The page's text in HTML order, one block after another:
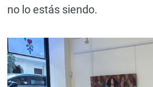
no lo estás siendo.